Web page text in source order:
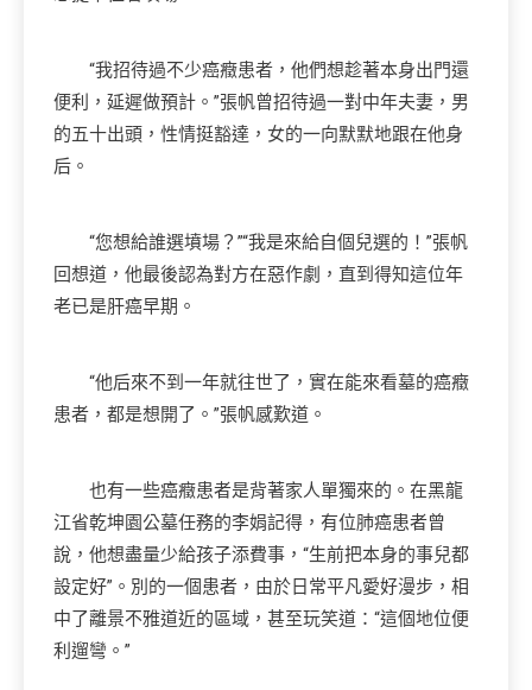
“我招待過不少癌癥患者，他們想趁著本身出門還
便利，延遲做預計。”張帆曾招待過一對中年夫妻，男
的五十出頭，性情挺豁達，女的一向默默地跟在他身
后。
“您想給誰選墳場？”“我是來給自個兒選的！”張帆
回想道，他最後認為對方在惡作劇，直到得知這位年
老已是肝癌早期。
“他后來不到一年就往世了，實在能來看墓的癌癥
患者，都是想開了。”張帆感歎道。
也有一些癌癥患者是背著家人單獨來的。在黑龍
江省乾坤園公墓任務的李娟記得，有位肺癌患者曾
說，他想盡量少給孩子添費事，“生前把本身的事兒都
設定好”。別的一個患者，由於日常平凡愛好漫步，相
中了離景不雅道近的區域，甚至玩笑道：“這個地位便
利遛彎。”